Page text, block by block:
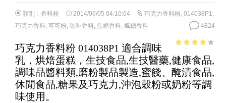
類別： 香料粉 2014/06/05 04:10:04 巧克力香料粉, 014038P1,
巧克力香料, 可可粉, 咖啡香料, 焦糖香料, 楓糖香料 4824
5
巧克力香料粉 014038P1 適合調味
乳，烘焙蛋糕，生技食品,生技醫藥,健康食品,
調味品醬料類,磨粉製品製造,蜜餞、醃漬食品,
休閒食品,糖果及巧克力,沖泡穀粉或奶粉等調
味使用。